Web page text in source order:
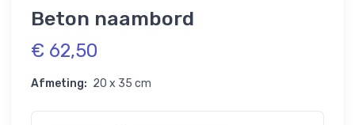
Beton naambord
€ 62,50
Afmeting: 20 x 35 cm